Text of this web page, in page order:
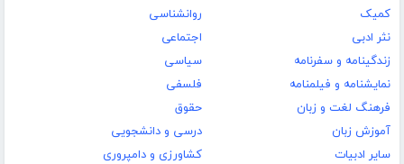
کمیک
نثر ادبی
زندگینامه و سفرنامه
نمایشنامه و فیلمنامه
فرهنگ لغت و زبان
آموزش زبان
سایر ادبیات
روانشناسی
اجتماعی
سیاسی
فلسفی
حقوق
درسی و دانشجویی
کشاورزی و دامپروری